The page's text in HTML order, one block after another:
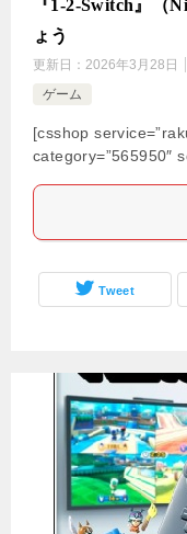
『1-2-Switch』（
ょう
更新日： 2026年3月28日
ゲーム
[csshop
category=”565950″
Tweet